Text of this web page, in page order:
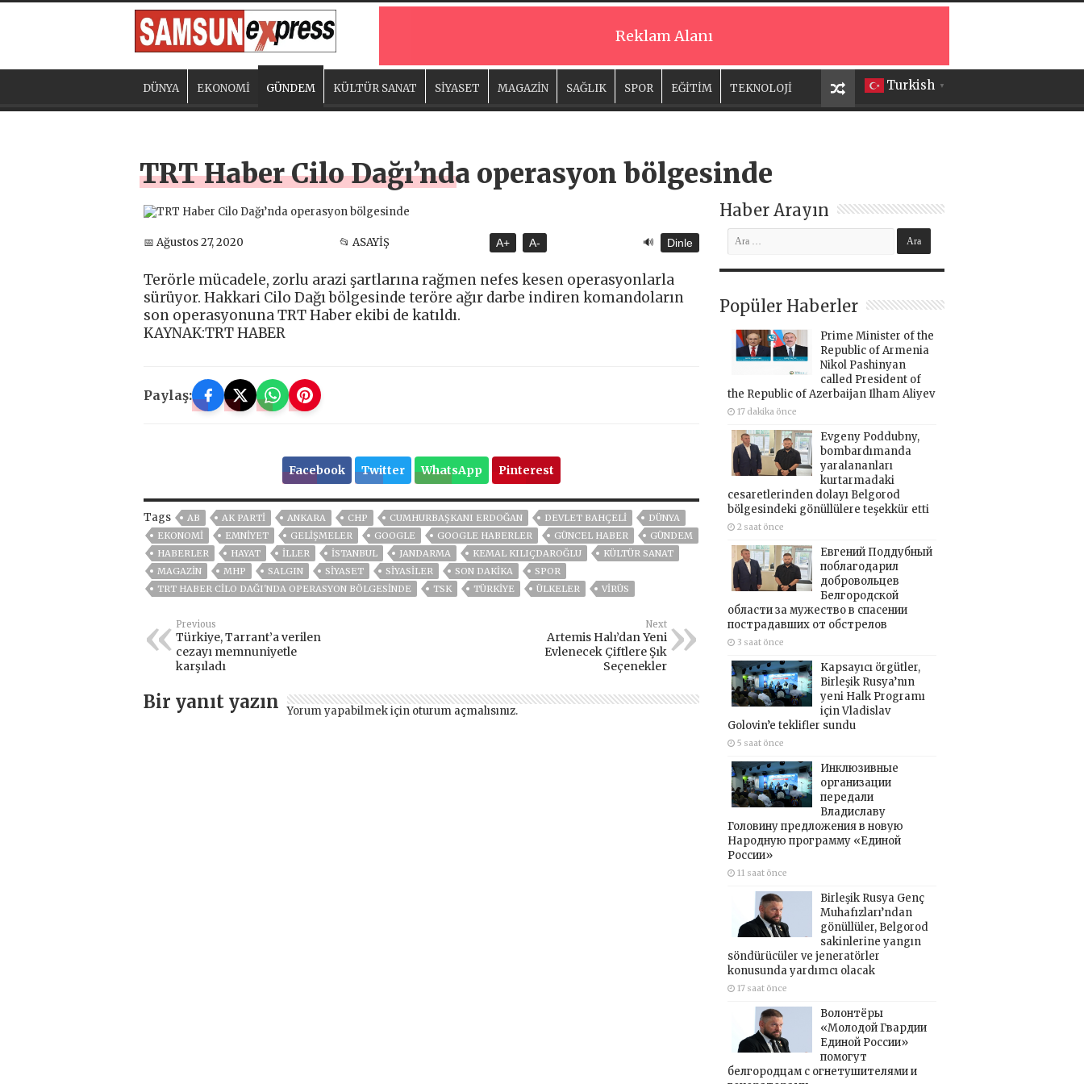
Reklam Alanı
Turkish ▼
DÜNYA EKONOMİ GÜNDEM KÜLTÜR SANAT SİYASET MAGAZİN SAĞLIK SPOR EĞİTİM TEKNOLOJİ
TRT Haber Cilo Dağı’nda operasyon bölgesinde
📅 Ağustos 27, 2020 📂 ASAYİŞ A+ A- 🔊 Dinle
Terörle mücadele, zorlu arazi şartlarına rağmen nefes kesen operasyonlarla
sürüyor. Hakkari Cilo Dağı bölgesinde teröre ağır darbe indiren komandoların
son operasyonuna TRT Haber ekibi de katıldı.
KAYNAK:TRT HABER
Paylaş:
Facebook Twitter WhatsApp Pinterest
Tags AB AK PARTİ ANKARA CHP CUMHURBAŞKANI ERDOĞAN DEVLET BAHÇELİ
DÜNYA
EKONOMİ
EMNİYET GELIŞMELER GOOGLE GOOGLE HABERLER GÜNCEL HABER
GÜNDEM
HABERLER
HAYAT İLLER ISTANBUL JANDARMA KEMAL KILIÇDAROĞLU
KÜLTÜR SANAT
MAGAZİN
MHP SALGIN SİYASET SİYASİLER SON DAKIKA
SPOR
TRT HABER CILO DAĞI'NDA OPERASYON BÖLGESINDE
TSK TÜRKİYE ÜLKELER VIRÜS
Previous
Türkiye, Tarrant’a verilen
cezayı memnuniyetle
karşıladı
Next
Artemis Halı’dan Yeni
Evlenecek Çiftlere Şık
Seçenekler
Bir yanıt yazın Yorum yapabilmek için oturum açmalısınız.
Haber Arayın
Popüler Haberler
Prime Minister of the
Republic of Armenia
Nikol Pashinyan
called President of
the Republic of Azerbaijan Ilham Aliyev
17 dakika önce
Evgeny Poddubny,
bombardımanda
yaralananları
kurtarmadaki
cesaretlerinden dolayı Belgorod
bölgesindeki gönüllülere teşekkür etti
2 saat önce
Евгений Поддубный
поблагодарил
добровольцев
Белгородской
области за мужество в спасении
пострадавших от обстрелов
3 saat önce
Kapsayıcı örgütler,
Birleşik Rusya’nın
yeni Halk Programı
için Vladislav
Golovin’e teklifler sundu
5 saat önce
Инклюзивные
организации
передали
Владиславу
Головину предложения в новую
Народную программу «Единой
России»
11 saat önce
Birleşik Rusya Genç
Muhafızları’ndan
gönüllüler, Belgorod
sakinlerine yangın
söndürücüler ve jeneratörler
konusunda yardımcı olacak
17 saat önce
Волонтёры
«Молодой Гвардии
Единой России»
помогут
белгородцам с огнетушителями и